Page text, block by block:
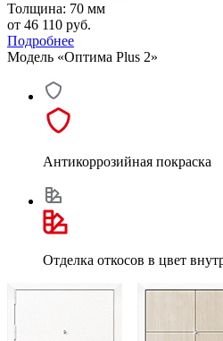
Толщина: 70 мм
от 46 110 руб.
Подробнее
Модель «Оптима Plus 2»
Антикоррозийная покраска
Отделка откосов в цвет